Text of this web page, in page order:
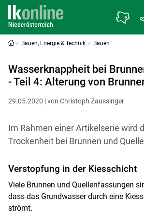
Bauen, Energie & Technik Bauen
Wasserknappheit bei
- Teil 4: Alterung von
29.05.2020 | von Christoph Zaussinger
Im Rahmen einer Artikelserie wird
Trockenheit bei Brunnen und
Verstopfung in der Kiesschicht
Viele Brunnen und Quellenfassungen
dass das Grundwasser durch eine
strömt.